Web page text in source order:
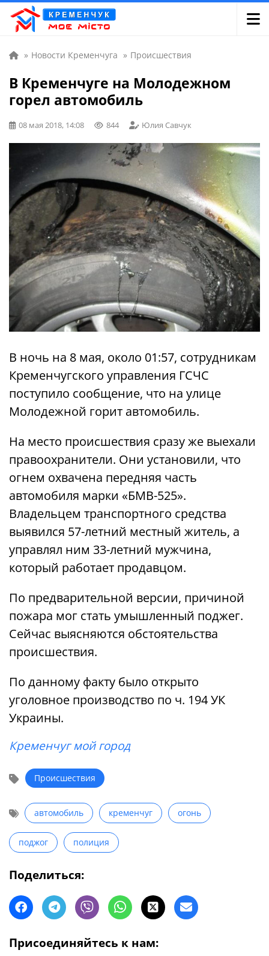
» Новости Кременчуга » Происшествия
В Кременчуге на Молодежном
горел автомобиль
08 мая 2018, 14:08 844 Юлия Савчук
В ночь на 8 мая, около 01:57, сотрудникам
Кременчугского управления ГСЧС
поступило сообщение, что на улице
Молодежной горит автомобиль.
На место происшествия сразу же выехали
правоохранители. Они установили, что
огнем охвачена передняя часть
автомобиля марки «БМВ-525».
Владельцем транспортного средства
выявился 57-летний местный житель, а
управлял ним 33-летний мужчина,
который работает продавцом.
По предварительной версии, причиной
пожара мог стать умышленный поджег.
Сейчас выясняются обстоятельства
происшествия.
По данному факту было открыто
уголовное производство по ч. 194 УК
Украины.
Кременчуг мой город
Происшествия
автомобиль кременчуг огонь
поджог полиция
Поделиться:
Присоединяйтесь к нам: